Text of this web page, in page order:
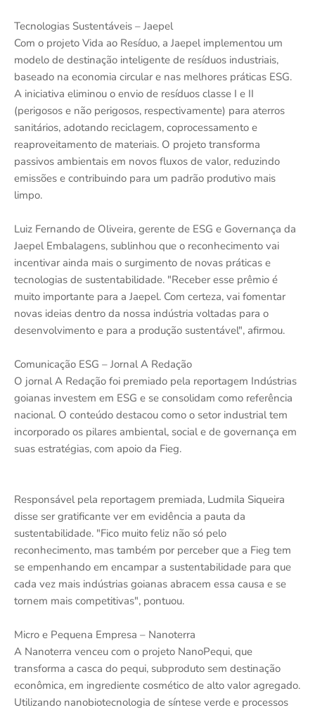
Tecnologias Sustentáveis – Jaepel
Com o projeto Vida ao Resíduo, a Jaepel implementou um
modelo de destinação inteligente de resíduos industriais,
baseado na economia circular e nas melhores práticas ESG.
A iniciativa eliminou o envio de resíduos classe I e II
(perigosos e não perigosos, respectivamente) para aterros
sanitários, adotando reciclagem, coprocessamento e
reaproveitamento de materiais. O projeto transforma
passivos ambientais em novos fluxos de valor, reduzindo
emissões e contribuindo para um padrão produtivo mais
limpo.
Luiz Fernando de Oliveira, gerente de ESG e Governança da
Jaepel Embalagens, sublinhou que o reconhecimento vai
incentivar ainda mais o surgimento de novas práticas e
tecnologias de sustentabilidade. "Receber esse prêmio é
muito importante para a Jaepel. Com certeza, vai fomentar
novas ideias dentro da nossa indústria voltadas para o
desenvolvimento e para a produção sustentável", afirmou.
Comunicação ESG – Jornal A Redação
O jornal A Redação foi premiado pela reportagem Indústrias
goianas investem em ESG e se consolidam como referência
nacional. O conteúdo destacou como o setor industrial tem
incorporado os pilares ambiental, social e de governança em
suas estratégias, com apoio da Fieg.
Responsável pela reportagem premiada, Ludmila Siqueira
disse ser gratificante ver em evidência a pauta da
sustentabilidade. "Fico muito feliz não só pelo
reconhecimento, mas também por perceber que a Fieg tem
se empenhando em encampar a sustentabilidade para que
cada vez mais indústrias goianas abracem essa causa e se
tornem mais competitivas", pontuou.
Micro e Pequena Empresa – Nanoterra
A Nanoterra venceu com o projeto NanoPequi, que
transforma a casca do pequi, subproduto sem destinação
econômica, em ingrediente cosmético de alto valor agregado.
Utilizando nanobiotecnologia de síntese verde e processos